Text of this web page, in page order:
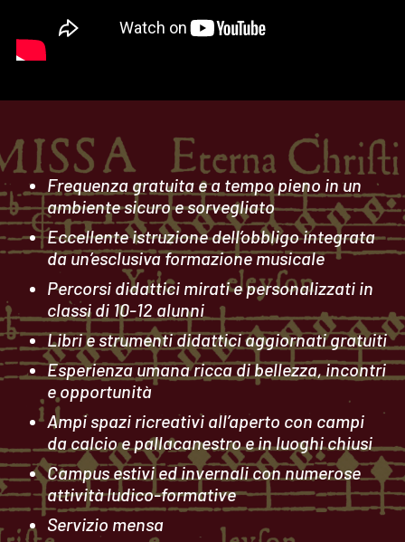
Frequenza gratuita e a tempo pieno in un
ambiente sicuro e sorvegliato
Eccellente istruzione dell’obbligo integrata
da un’esclusiva formazione musicale
Percorsi didattici mirati e personalizzati in
classi di 10-12 alunni
Libri e strumenti didattici aggiornati gratuiti
Esperienza umana ricca di bellezza, incontri
e opportunità
Ampi spazi ricreativi all’aperto con campi
da calcio e pallacanestro e in luoghi chiusi
Campus estivi ed invernali con numerose
attività ludico-formative
Servizio mensa